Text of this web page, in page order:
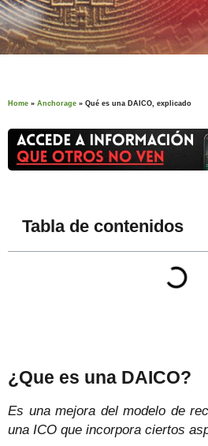
Home » Anchorage » Qué es una DAICO, explicado
Tabla de contenidos
¿Que es una DAICO?
Es una mejora del modelo de
una ICO que incorpora ciertos